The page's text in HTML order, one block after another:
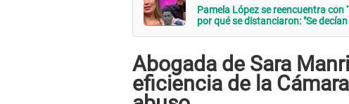
Pamela López se reencuentra con
por qué se distanciaron: "Se
Abogada de Sara
eficiencia de la